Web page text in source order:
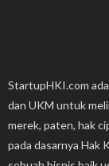
StartupHKI.com
dan UKM untuk
merek, paten, hak
pada dasarnya Hak